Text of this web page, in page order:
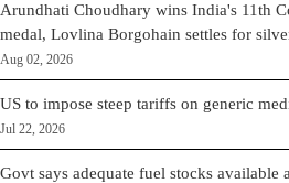
Arundhati Choudhary wins India's 11th
medal, Lovlina Borgohain settles for
Aug 02, 2026
US to impose steep tariffs on generic
Jul 22, 2026
Govt says adequate fuel stocks